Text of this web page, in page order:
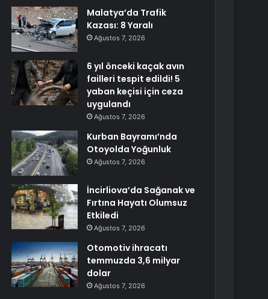
Malatya’da Trafik
Kazası: 8 Yaralı
Ağustos 7, 2026
6 yıl önceki kaçak avın
failleri tespit edildi! 5
yaban keçisi için ceza
uygulandı
Ağustos 7, 2026
Kurban Bayramı’nda
Otoyolda Yoğunluk
Ağustos 7, 2026
İncirliova’da Sağanak ve
Fırtına Hayatı Olumsuz
Etkiledi
Ağustos 7, 2026
Otomotiv ihracatı
temmuzda 3,6 milyar
dolar
Ağustos 7, 2026